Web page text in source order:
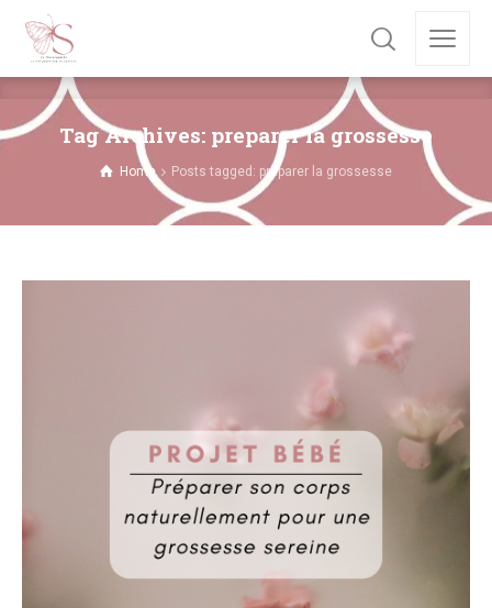
Tag Archives: preparer la grossesse
Home Posts tagged: preparer la grossesse